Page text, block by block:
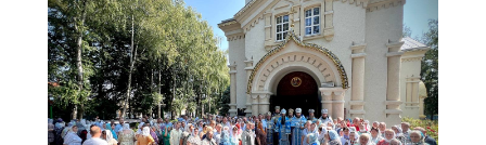
допомоги, миру, духовної радості та
благословенних успіхів у подальшому
архіпастирському служінні. […]